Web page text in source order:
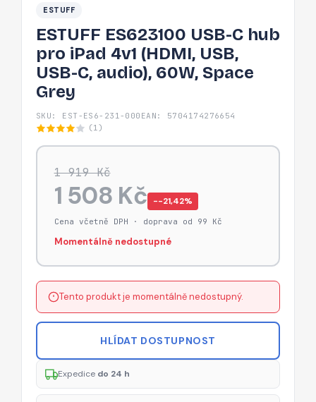
Grey
ESTUFF
ESTUFF ES623100 USB-C hub
pro iPad 4v1 (HDMI, USB,
USB-C, audio), 60W, Space
Grey
SKU: EST-ES6-231-000 EAN: 5704174276654
(1)
1 919 Kč
1 508 Kč −-21,42%
Cena včetně DPH · doprava od 99 Kč
Momentálně nedostupné
Tento produkt je momentálně nedostupný.
HLÍDAT DOSTUPNOST
Expedice do 24 h